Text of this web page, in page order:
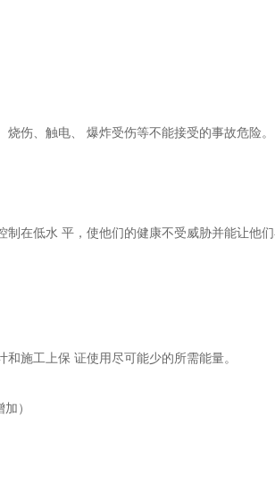
伤、触电、 爆炸受伤等不能接受的事故危险。
在低水 平，使他们的健康不受威胁并能让他
施工上保 证使用尽可能少的所需能量。
）